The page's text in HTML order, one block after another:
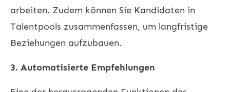
arbeiten. Zudem können Sie Kandidaten in
Talentpools zusammenfassen, um langfristige
Beziehungen aufzubauen.
3. Automatisierte Empfehlungen